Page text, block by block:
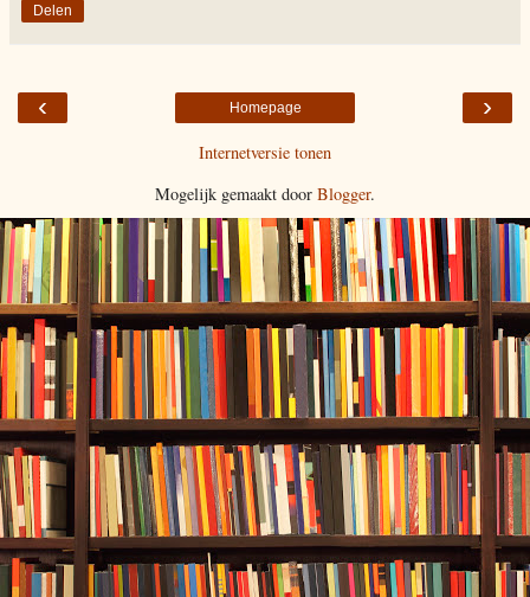
Delen
‹ ›
Homepage
Internetversie tonen
Mogelijk gemaakt door Blogger.